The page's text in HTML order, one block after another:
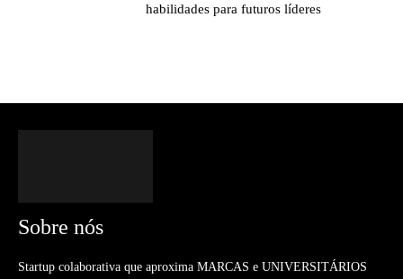
habilidades para futuros líderes
Sobre nós
Startup colaborativa que aproxima MARCAS e UNIVERSITÁRIOS